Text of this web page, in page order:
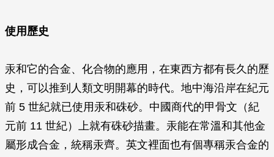
使用歷史
汞和它的合金、化合物的應用，在東西方都有長久的歷
史，可以推到人類文明開幕的時代。地中海沿岸在紀元
前 5 世紀就已使用汞和硃砂。中國商代的甲骨文（紀
元前 11 世紀）上就有硃砂描畫。汞能在常溫和其他金
屬形成合金，統稱汞齊。英文裡面也有個專稱汞合金的